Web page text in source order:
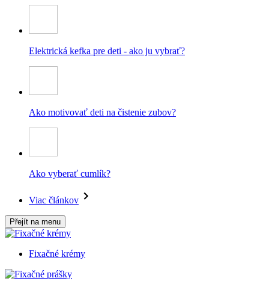
Elektrická kefka pre deti - ako ju vybrať?
Ako motivovať deti na čistenie zubov?
Ako vyberať cumlík?
Viac článkov
Přejít na menu
Fixačné krémy